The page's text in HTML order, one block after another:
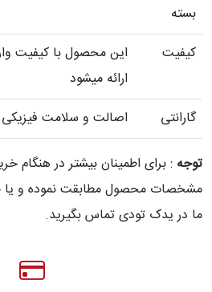
بسته
کیفیت
این محصول با کیفیت
ارائه میشود
گارانتی
اصالت و سلامت فیزیکی
توجه : برای اطمینان بیشتر در هنگام
مشخصات محصول مطابقت نموده و یا
ما در یدک تودی تماس بگیرید.